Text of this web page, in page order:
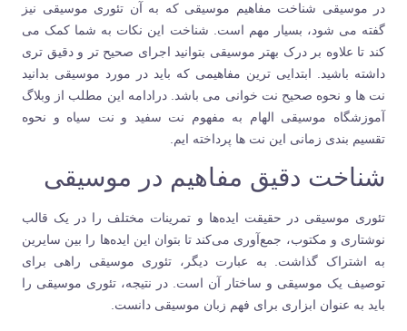
در موسیقی شناخت مفاهیم موسیقی که به آن تئوری موسیقی نیز
گفته می شود، بسیار مهم است. شناخت این نکات به شما کمک می
کند تا علاوه بر درک بهتر موسیقی بتوانید اجرای صحیح تر و دقیق تری
داشته باشید. ابتدایی ترین مفاهیمی که باید در مورد موسیقی بدانید
نت ها و نحوه صحیح نت خوانی می باشد. درادامه این مطلب از وبلاگ
آموزشگاه موسیقی الهام به مفهوم نت سفید و نت سیاه و نحوه
تقسیم بندی زمانی این نت ها پرداخته ایم.
شناخت دقیق مفاهیم در موسیقی
تئوری موسیقی در حقیقت ایده‌ها و تمرینات مختلف را در یک قالب
نوشتاری و مکتوب، جمع‌آوری می‌کند تا بتوان این ایده‌ها را بین سایرین
به اشتراک گذاشت. به عبارت دیگر، تئوری موسیقی راهی برای
توصیف یک موسیقی و ساختار آن است. در نتیجه، تئوری موسیقی را
باید به عنوان ابزاری برای فهم زبان موسیقی دانست.